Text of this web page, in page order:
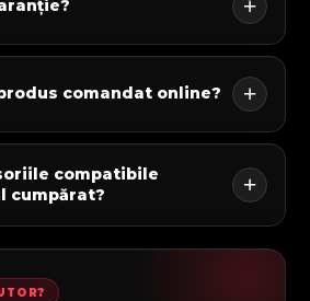
comandat online?
compatibile
cumpărat?